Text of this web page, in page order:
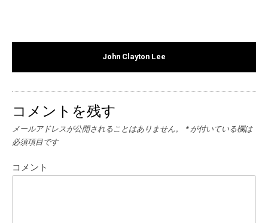
John Clayton Lee
コメントを残す
メールアドレスが公開されることはありません。 *が付いている欄は
必須項目です
コメント